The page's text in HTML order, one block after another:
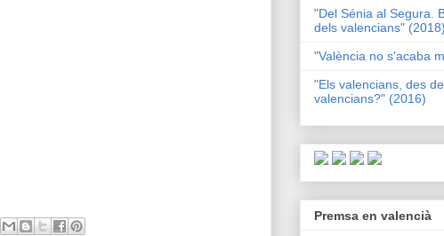
"Del Sénia al Segura.
dels valencians" (2018)
"València no s'acaba
"Els valencians, des
valencians?" (2016)
Premsa en valencià